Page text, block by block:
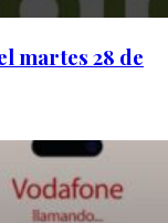
martes 28 de